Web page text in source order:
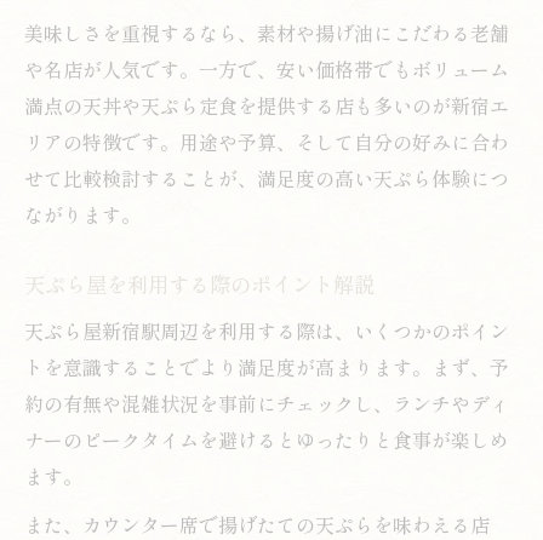
安い天ぷらランチを上手に見つけるコツ
天ぷら好きが集う新宿駅周辺のおすすめ情報
天ぷら屋好き必見の新宿おすすめ情報集
新宿天ぷら屋で味わう口コミ人気の理由
天ぷら屋選びで外せない注目ポイント
天ぷら屋の特徴を知り自分好みを発見
美味しさを重視するなら、素材や揚げ油にこだわる老舗
や名店が人気です。一方で、安い価格帯でもボリューム
満点の天丼や天ぷら定食を提供する店も多いのが新宿エ
リアの特徴です。用途や予算、そして自分の好みに合わ
せて比較検討することが、満足度の高い天ぷら体験につ
ながります。
天ぷら屋を利用する際のポイント解説
天ぷら屋新宿駅周辺を利用する際は、いくつかのポイン
トを意識することでより満足度が高まります。まず、予
約の有無や混雑状況を事前にチェックし、ランチやディ
ナーのピークタイムを避けるとゆったりと食事が楽しめ
ます。
また、カウンター席で揚げたての天ぷらを味わえる店